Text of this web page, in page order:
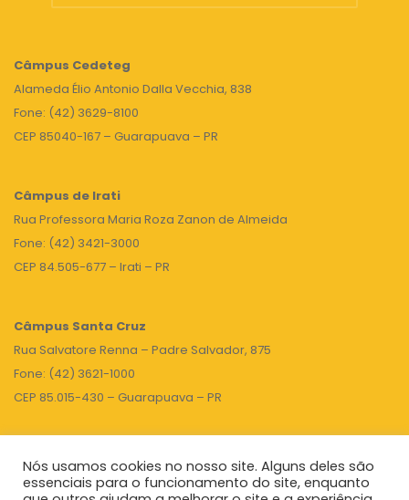
Câmpus Cedeteg
Alameda Élio Antonio Dalla Vecchia, 838
Fone: (42) 3629-8100
CEP 85040-167 – Guarapuava – PR
Câmpus de Irati
Rua Professora Maria Roza Zanon de Almeida
Fone: (42) 3421-3000
CEP 84.505-677 – Irati – PR
Câmpus Santa Cruz
Rua Salvatore Renna – Padre Salvador, 875
Fone: (42) 3621-1000
CEP 85.015-430 – Guarapuava – PR
TOPO
Nós usamos cookies no nosso site. Alguns deles são
essenciais para o funcionamento do site, enquanto